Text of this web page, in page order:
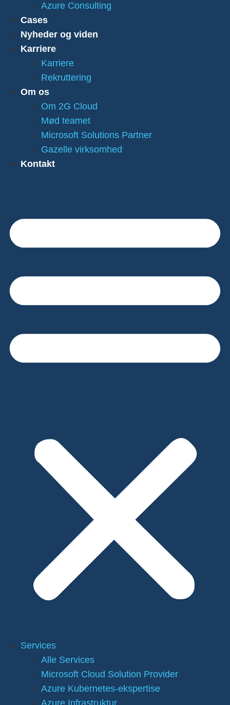
Azure Consulting
Cases
Nyheder og viden
Karriere
Karriere
Rekruttering
Om os
Om 2G Cloud
Mød teamet
Microsoft Solutions Partner
Gazelle virksomhed
Kontakt
Services
Alle Services
Microsoft Cloud Solution Provider
Azure Kubernetes-ekspertise